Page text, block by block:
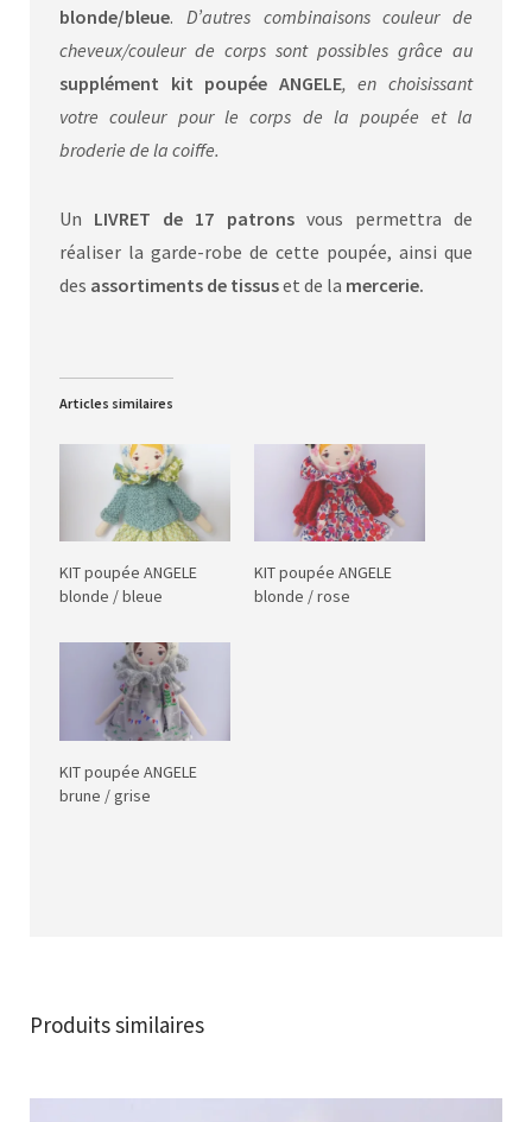
blonde/bleue. D’autres combinaisons couleur de
cheveux/couleur de corps sont possibles grâce au
supplément kit poupée ANGELE, en choisissant
votre couleur pour le corps de la poupée et la
broderie de la coiffe.
Un LIVRET de 17 patronsvous permettra de
réaliser la garde-robe de cette poupée, ainsi que
des assortiments de tissuset de la mercerie.
Articles similaires
KIT poupée ANGELE
blonde / bleue
KIT poupée ANGELE
blonde / rose
KIT poupée ANGELE
brune / grise
Produits similaires